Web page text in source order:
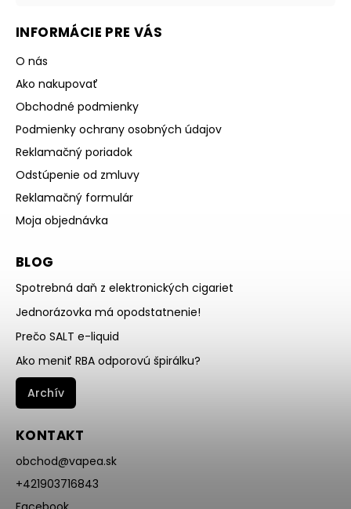
INFORMÁCIE PRE VÁS
O nás
Ako nakupovať
Obchodné podmienky
Podmienky ochrany osobných údajov
Reklamačný poriadok
Odstúpenie od zmluvy
Reklamačný formulár
Moja objednávka
BLOG
Spotrebná daň z elektronických cigariet
Jednorázovka má opodstatnenie!
Prečo SALT e-liquid
Ako meniť RBA odporovú špirálku?
Archív
KONTAKT
obchod@vapea.sk
+421903716843